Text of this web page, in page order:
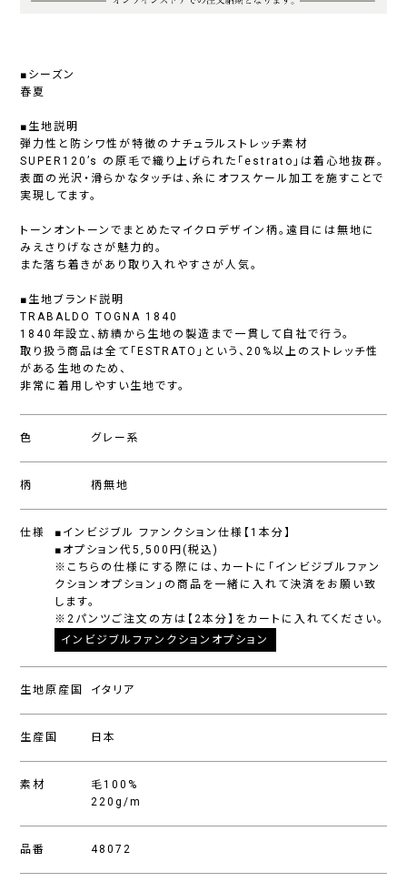
■シーズン
春夏
■生地説明
弾力性と防シワ性が特徴のナチュラルストレッチ素材
SUPER120’s の原毛で織り上げられた「estrato」は着心地抜群。
表面の光沢・滑らかなタッチは、糸にオフスケール加工を施すことで
実現してます。
トーンオントーンでまとめたマイクロデザイン柄。遠目には無地に
みえさりげなさが魅力的。
また落ち着きがあり取り入れやすさが人気。
■生地ブランド説明
TRABALDO TOGNA 1840
1840年設立、紡績から生地の製造まで一貫して自社で行う。
取り扱う商品は全て「ESTRATO」という、20%以上のストレッチ性
がある生地のため、
非常に着用しやすい生地です。
色 グレー系
柄 柄無地
仕様
■インビジブル ファンクション仕様【1本分】
■オプション代5,500円(税込)
※こちらの仕様にする際には、カートに「インビジブルファン
クションオプション」の商品を一緒に入れて決済をお願い致
します。
※2パンツご注文の方は【2本分】をカートに入れてください。
インビジブルファンクションオプション
生地原産国 イタリア
生産国 日本
素材
毛100%
220g/m
品番 48072